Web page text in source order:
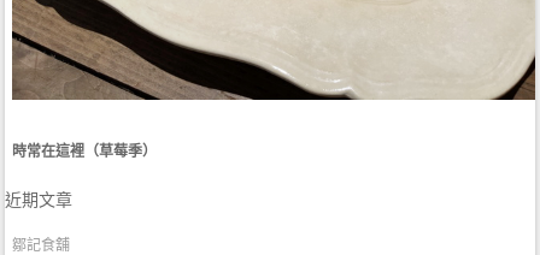
時常在這裡（草莓季）
近期文章
鄒記食舖